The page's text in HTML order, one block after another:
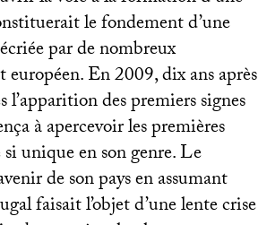
le fondement d’une
par de nombreux
En 2009, dix ans après
l’apparition des premiers signes
à apercevoir les premières
unique en son genre. Le
de son pays en assumant
faisait l’objet d’une lente crise